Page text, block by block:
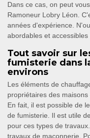
Dans ce cas, on peut
Ramoneur Lobry Léon.
années d'expérience.
abordables et
Tout savoir sur
fumisterie dans
environs
Les éléments de
propriétaires des
En fait, il est possible de
de fumisterie. Il est utile
pour ces types de
travaux de maçonnerie.